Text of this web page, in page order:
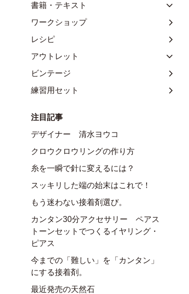
書籍・テキスト
ワークショップ
レシピ
アウトレット
ビンテージ
練習用セット
注目記事
デザイナー 清水ヨウコ
クロウクロウリングの作り方
糸を一瞬で針に変えるには？
スッキリした端の始末はこれで！
もう迷わない接着剤選び。
カンタン30分アクセサリー ペアス
トーンセットでつくるイヤリング・
ピアス
今までの「難しい」を「カンタン」
にする接着剤。
最近発売の天然石